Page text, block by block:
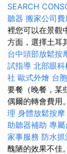
SEARCH
聽器 搬家公司費
裡您可以在景觀
方面，選擇土耳
台中頭部放鬆按
試指導 北部眼科
社 歐式外燴 台
要餐（晚餐，某
偶爾的轉會費用
理 身體放鬆按摩
助聽器補助 專屬
家事服務 防水抓
醜陋的效果不佳